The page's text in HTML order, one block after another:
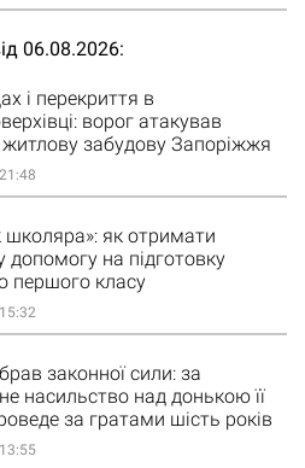
06.08.2026
і перекриття в
ворог атакував
забудову Запоріжжя
школяра»: як отримати
допомогу на підготовку
першого класу
законної сили: за
насильство над донькою її
за гратами шість років